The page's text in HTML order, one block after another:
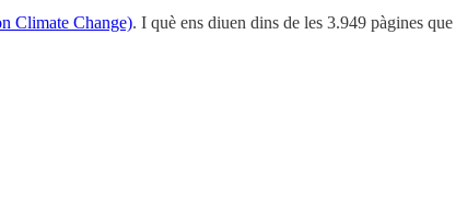
Climate Change). I què ens diuen dins de les 3.949 pàgines que